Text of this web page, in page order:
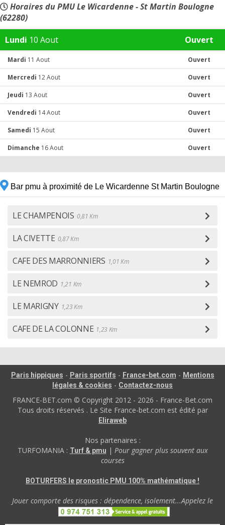
Horaires du PMU Le Wicardenne - St Martin Boulogne
(62280)
Lundi 10 Aout Ouvert
Mardi 11 Aout Ouvert
Mercredi 12 Aout Ouvert
Jeudi 13 Aout Ouvert
Vendredi 14 Aout Ouvert
Samedi 15 Aout Ouvert
Dimanche 16 Aout Ouvert
Bar pmu à proximité de Le Wicardenne St Martin Boulogne
LE CHAMPENOIS 0,81 Km
LA CIVETTE 0,87 Km
CAFE DES MARRONNIERS 1,01 Km
LE NEMROD 1,21 Km
LE MARIGNY 1,23 Km
CAFE DE LA COLONNE 1,23 Km
Paris hippiques - Paris sportifs - France-bet.com - Mentions
légales & cookies - Contactez-nous
FRANCE-BET.com © Copyright 2012 - 2026 - France-Bet.com
Tous droits réservés . Le Site France-bet.com est édité par
Eliraweb
Nos partenaires :
TURFOMANIA : Turf & pmu | Pour gagner plus souvent aux
courses
BOTURFERS le pronostic PMU 100% mathématique !
Jouer comporte des risques : dépendence, isolement...Appelez le